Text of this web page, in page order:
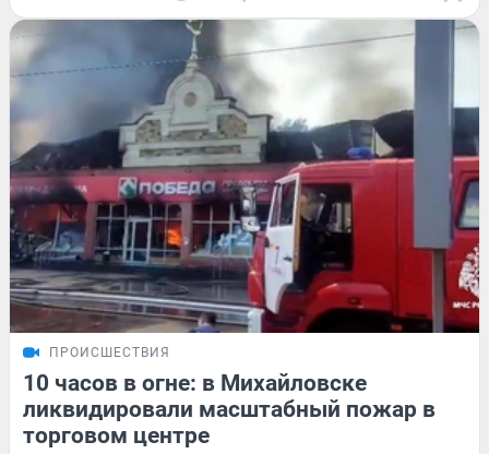
ПРОИСШЕСТВИЯ
10 часов в огне: в Михайловске
ликвидировали масштабный пожар в
торговом центре